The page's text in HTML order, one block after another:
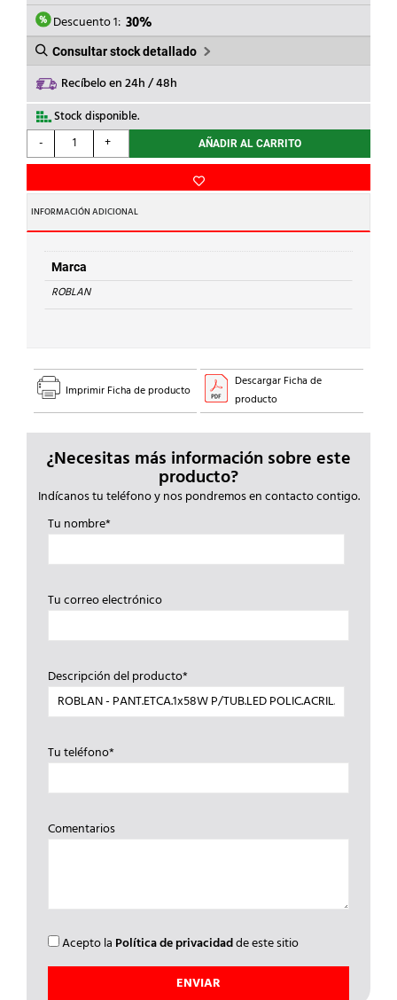
ERA:
22,08€.
ES:
15,46€.
Descuento 1: 30%
Consultar stock detallado
Recíbelo en 24h / 48h
Stock disponible.
-
ROBLAN
-
P/TUB.LED
POLIC.ACRIL.
cantidad
+ AÑADIR AL CARRITO
INFORMACIÓN ADICIONAL
Marca
ROBLAN
Imprimir Ficha de producto
Descargar Ficha de
producto
¿Necesitas más información sobre este
producto?
Indícanos tu teléfono y nos pondremos en contacto contigo.
Tu nombre*
Tu correo electrónico
Descripción del producto*
Tu teléfono*
Comentarios
Acepto la Política de privacidadde este sitio